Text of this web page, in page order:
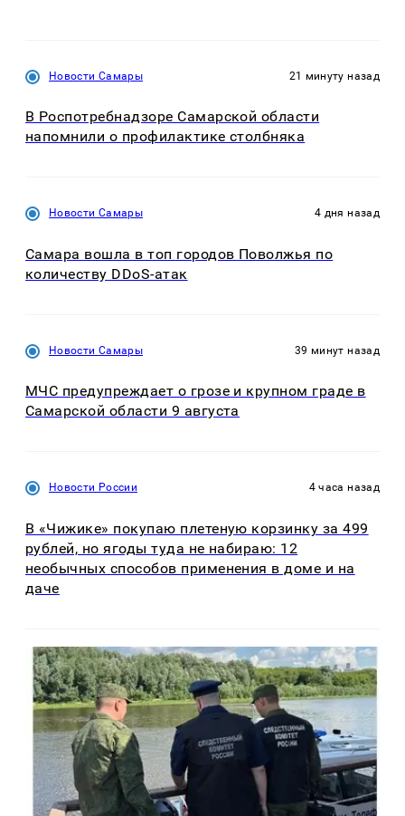
Новости Самары 21 минуту назад
В Роспотребнадзоре Самарской области
напомнили о профилактике столбняка
Новости Самары 4 дня назад
Самара вошла в топ городов Поволжья по
количеству DDoS-атак
Новости Самары 39 минут назад
МЧС предупреждает о грозе и крупном граде в
Самарской области 9 августа
Новости России 4 часа назад
В «Чижике» покупаю плетеную корзинку за 499
рублей, но ягоды туда не набираю: 12
необычных способов применения в доме и на
даче